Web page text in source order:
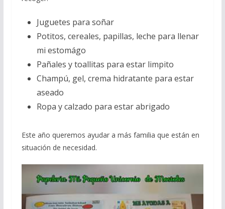
Juguetes para soñar
Potitos, cereales, papillas, leche para llenar
mi estomágo
Pañales y toallitas para estar limpito
Champú, gel, crema hidratante para estar
aseado
Ropa y calzado para estar abrigado
Este año queremos ayudar a más familia que están en
situación de necesidad.